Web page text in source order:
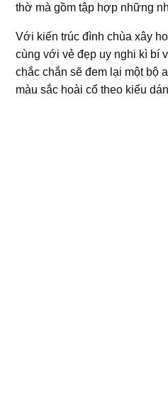
thờ mà gồm tập hợp những
Với kiến trúc đình chùa xây
cùng với vẻ đẹp uy nghi kì bí
chắc chắn sẽ đem lại một bộ
màu sắc hoài cổ theo kiểu